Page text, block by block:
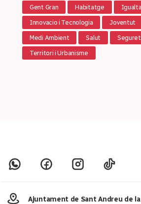
Gent Gran Habitatge
Innovacio i Tecnologia Joventut
Medi Ambient Salut
Territori i Urbanisme
Ajuntament de Sant Andreu de la